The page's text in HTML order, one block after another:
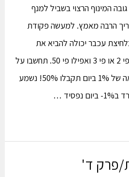
המינוף הרצוי בשביל למנף
הרבה מאמץ. למעשה פקודת
עכבר יכולה להביא את
המשקיע/המהמר למנף פי 2 או פי 3 ואפילו פי 50. תחשבו על
זה שבמקום לקבל תשואה של 1% ביום תקבלו 50%! נשמע
…
פרק ד'